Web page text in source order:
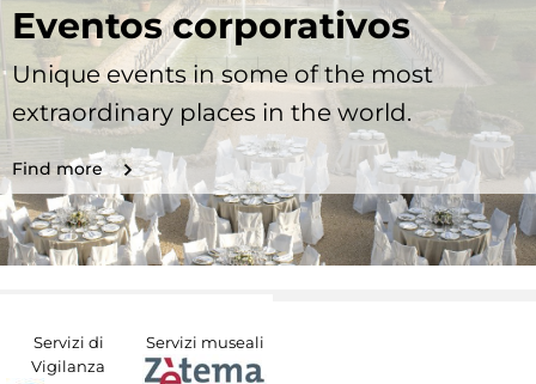
Eventos corporativos
Unique events in some of the most
extraordinary places in the world.
Find more
Servizi di
Vigilanza
Servizi museali